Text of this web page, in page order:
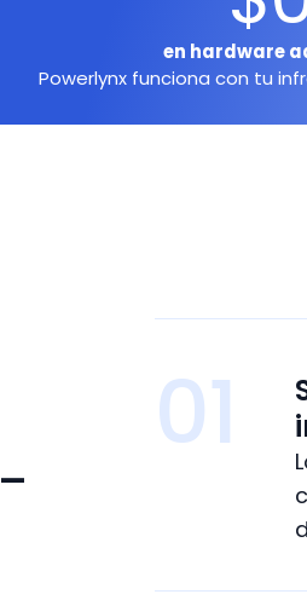
en hardware
Powerlynx funciona con tu
01